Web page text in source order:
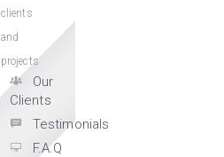
clients
and
projects
Our
Clients
Testimonials
F.A.Q